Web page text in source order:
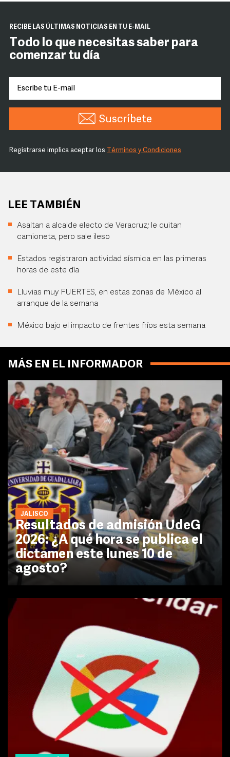
RECIBE LAS ÚLTIMAS NOTICIAS EN TU E-MAIL
Todo lo que necesitas saber para
comenzar tu día
Suscríbete
Registrarse implica aceptar los Términos y Condiciones
LEE TAMBIÉN
Asaltan a alcalde electo de Veracruz; le quitan
camioneta, pero sale ileso
Estados registraron actividad sísmica en las primeras
horas de este día
Lluvias muy FUERTES, en estas zonas de México al
arranque de la semana
México bajo el impacto de frentes fríos esta semana
MÁS EN EL INFORMADOR
JALISCO
Resultados de admisión UdeG
2026: ¿A qué hora se publica el
dictamen este lunes 10 de
agosto?